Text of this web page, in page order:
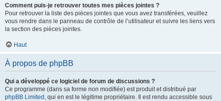
Comment puis-je retrouver toutes mes pièces jointes ?
Pour retrouver la liste des pièces jointes que vous avez transférées, veuillez
vous rendre dans le panneau de contrôle de l’utilisateur et suivre les liens vers
la section des pièces jointes.
Haut
À propos de phpBB
Qui a développé ce logiciel de forum de discussions ?
Ce programme (dans sa forme non modifiée) est produit et distribué par
phpBB Limited , qui en est le légitime propriétaire. Il est rendu accessible sous